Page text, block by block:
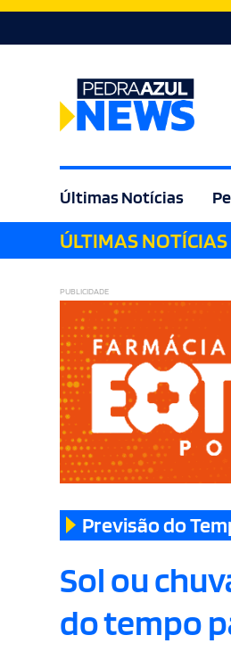
Últimas Notícias
ÚLTIMAS NOTÍCIAS
PUBLICIDADE
Previsão do
Sol ou
do tempo